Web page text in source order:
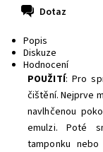
Dotaz
Popis
Diskuze
Hodnocení
POUŽITÍ: Pro
čištění. Nejprve
navlhčenou
emulzi. Poté
tamponku